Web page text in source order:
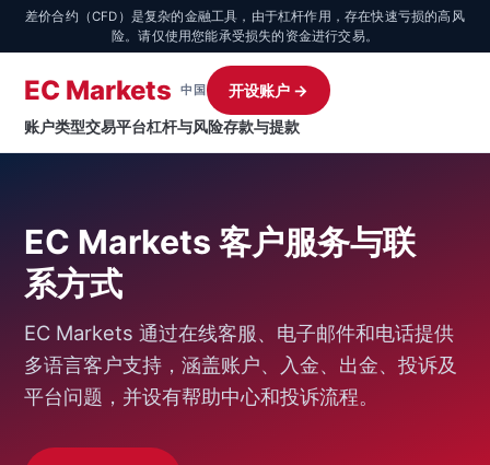
差价合约（CFD）是复杂的金融工具，由于杠杆作用，存在快速亏损的高风
险。请仅使用您能承受损失的资金进行交易。
EC Markets 中国
账户类型交易平台杠杆与风险存款与提款
开设账户 →
EC Markets 客户服务与联
系方式
EC Markets 通过在线客服、电子邮件和电话提供
多语言客户支持，涵盖账户、入金、出金、投诉及
平台问题，并设有帮助中心和投诉流程。